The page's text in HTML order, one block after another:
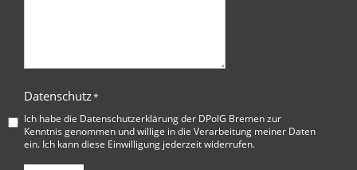
Datenschutz*
Ich habe die Datenschutzerklärung der DPolG Bremenzur
Kenntnis genommen und willige in die Verarbeitung meiner Daten
ein. Ich kann diese Einwilligung jederzeit widerrufen.